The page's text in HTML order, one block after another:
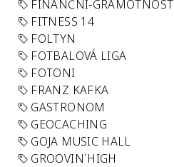
FINANČNÍ-GRAMOTNOST
FITNESS 14
FOLTYN
FOTBALOVÁ LIGA
FOTONI
FRANZ KAFKA
GASTRONOM
GEOCACHING
GOJA MUSIC HALL
GROOVIN´HIGH